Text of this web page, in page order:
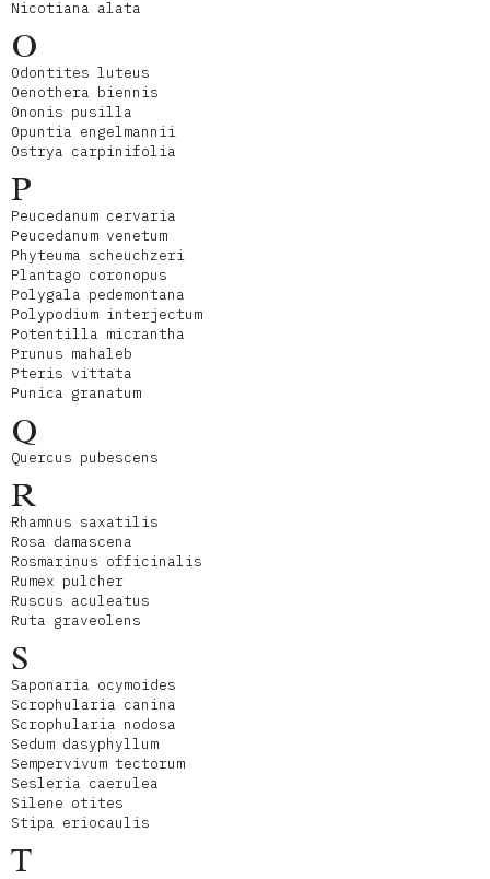
Nicotiana alata
O
Odontites luteus
Oenothera biennis
Ononis pusilla
Opuntia engelmannii
Ostrya carpinifolia
P
Peucedanum cervaria
Peucedanum venetum
Phyteuma scheuchzeri
Plantago coronopus
Polygala pedemontana
Polypodium interjectum
Potentilla micrantha
Prunus mahaleb
Pteris vittata
Punica granatum
Q
Quercus pubescens
R
Rhamnus saxatilis
Rosa damascena
Rosmarinus officinalis
Rumex pulcher
Ruscus aculeatus
Ruta graveolens
S
Saponaria ocymoides
Scrophularia canina
Scrophularia nodosa
Sedum dasyphyllum
Sempervivum tectorum
Sesleria caerulea
Silene otites
Stipa eriocaulis
T